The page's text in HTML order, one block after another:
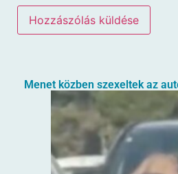
Menet közben szexeltek az